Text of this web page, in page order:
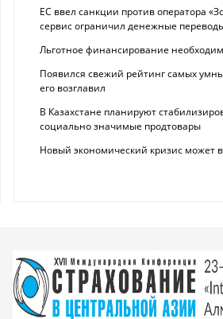
ЕС ввел санкции против оператора
сервис ограничил денежные
Льготное финансирование
Появился свежий рейтинг самых
его возглавил
В Казахстане планируют
социально значимые продтовары
Новый экономический кризис может